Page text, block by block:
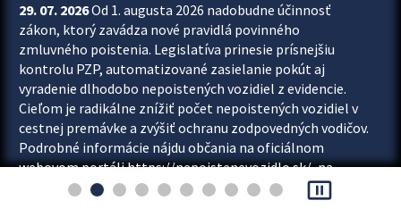
29. 07. 2026Od 1. augusta 2026 nadobudne účinnosť
zákon, ktorý zavádza nové pravidlá povinného
zmluvného poistenia. Legislatíva prinesie prísnejšiu
kontrolu PZP, automatizované zasielanie pokút aj
vyradenie dlhodobo nepoistených vozidiel z evidencie.
Cieľom je radikálne znížiť počet nepoistených vozidiel v
cestnej premávke a zvýšiť ochranu zodpovedných vodičov.
Podrobné informácie nájdu občania na oficiálnom
webovom portáli https://nepoistenevozidlo.sk/, na
ktorom od augusta pribudne aj možnosť overiť si...
pause_presentation